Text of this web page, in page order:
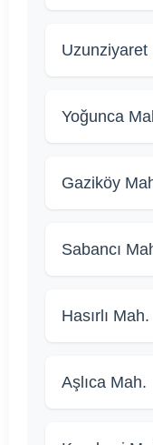
Uzunziyaret
Yoğunca
Gaziköy
Sabancı
Hasırlı Mah.
Aşlıca Mah.